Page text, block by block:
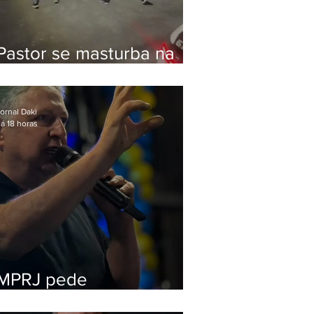
se masturba na
na Zona Oeste
pede
Daki
18 horas